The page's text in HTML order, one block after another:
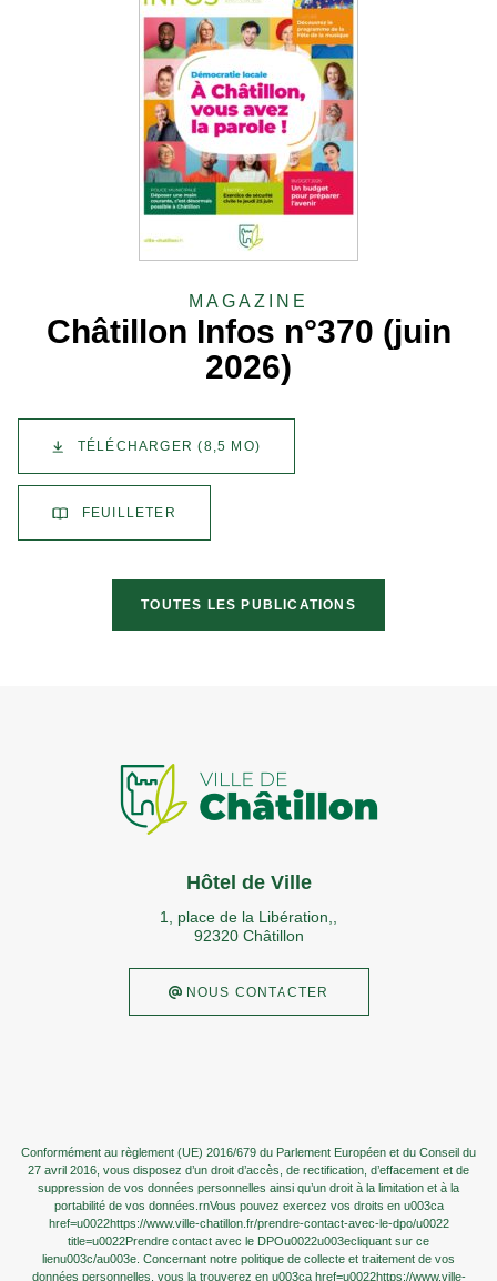
MAGAZINE
Châtillon Infos n°370 (juin
2026)
TÉLÉCHARGER(8,5 MO)
FEUILLETER
TOUTES LES PUBLICATIONS
Hôtel de Ville
1, place de la Libération,,
92320 Châtillon
NOUS CONTACTER
Conformément au règlement (UE) 2016/679 du Parlement Européen et du Conseil du
27 avril 2016, vous disposez d’un droit d’accès, de rectification, d’effacement et de
suppression de vos données personnelles ainsi qu’un droit à la limitation et à la
portabilité de vos données.rnVous pouvez exercez vos droits en u003ca
href=u0022https://www.ville-chatillon.fr/prendre-contact-avec-le-dpo/u0022
title=u0022Prendre contact avec le DPOu0022u003ecliquant sur ce
lienu003c/au003e. Concernant notre politique de collecte et traitement de vos
données personnelles, vous la trouverez en u003ca href=u0022https://www.ville-